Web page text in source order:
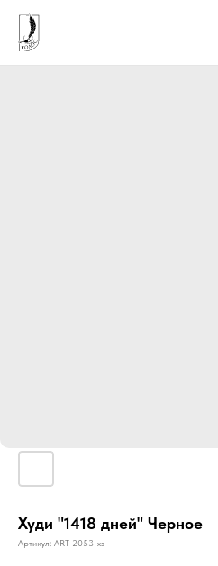
Худи "1418 дней" Черное
Артикул: ART-2053-xs